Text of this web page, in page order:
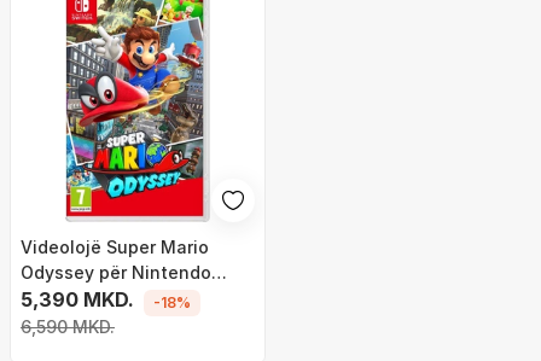
Videolojë Super Mario
Odyssey për Nintendo
Switch
5,390 MKD.
6,590 MKD.
-18%